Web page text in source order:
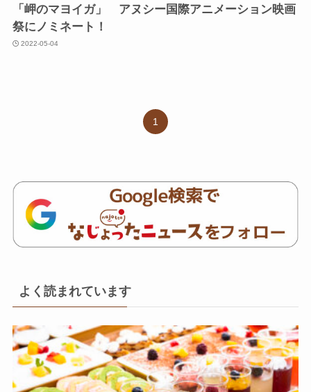
「岬のマヨイガ」 アヌシー国際アニメーション映画
祭にノミネート！
2022-05-04
1
よく読まれています